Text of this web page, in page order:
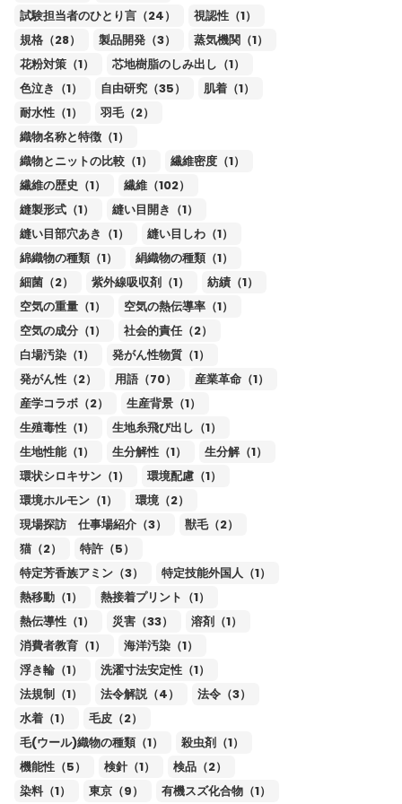
試験担当者のひとり言（24）
視認性（1）
規格（28）
製品開発（3）
蒸気機関（1）
花粉対策（1）
芯地樹脂のしみ出し（1）
色泣き（1）
自由研究（35）
肌着（1）
耐水性（1）
羽毛（2）
織物名称と特徴（1）
織物とニットの比較（1）
繊維密度（1）
繊維の歴史（1）
繊維（102）
縫製形式（1）
縫い目開き（1）
縫い目部穴あき（1）
縫い目しわ（1）
綿織物の種類（1）
絹織物の種類（1）
細菌（2）
紫外線吸収剤（1）
紡績（1）
空気の重量（1）
空気の熱伝導率（1）
空気の成分（1）
社会的責任（2）
白場汚染（1）
発がん性物質（1）
発がん性（2）
用語（70）
産業革命（1）
産学コラボ（2）
生産背景（1）
生殖毒性（1）
生地糸飛び出し（1）
生地性能（1）
生分解性（1）
生分解（1）
環状シロキサン（1）
環境配慮（1）
環境ホルモン（1）
環境（2）
現場探訪 仕事場紹介（3）
獣毛（2）
猫（2）
特許（5）
特定芳香族アミン（3）
特定技能外国人（1）
熱移動（1）
熱接着プリント（1）
熱伝導性（1）
災害（33）
溶剤（1）
消費者教育（1）
海洋汚染（1）
浮き輪（1）
洗濯寸法安定性（1）
法規制（1）
法令解説（4）
法令（3）
水着（1）
毛皮（2）
毛(ウール)織物の種類（1）
殺虫剤（1）
機能性（5）
検針（1）
検品（2）
染料（1）
東京（9） 有機スズ化合物（1）